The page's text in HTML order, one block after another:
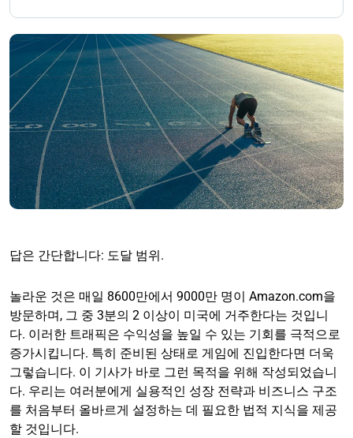
답은 간단합니다: 도달 범위.
놀라운 것은 매일 8600만에서 9000만 명이 Amazon.com을
방문하며, 그 중 3분의 2 이상이 미국에 거주한다는 것입니
다. 이러한 트래픽은 수익성을 높일 수 있는 기회를 극적으로
증가시킵니다. 특히 준비된 상태로 게임에 진입한다면 더욱
그렇습니다. 이 기사가 바로 그런 목적을 위해 작성되었습니
다. 우리는 여러분에게 실용적인 성장 전략과 비즈니스 구조
를 처음부터 올바르게 설정하는 데 필요한 법적 지식을 제공
할 것입니다.